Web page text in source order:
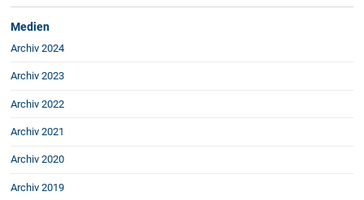
Familie
Wichtige Vertragsklauseln bei Kauf-
Check dein Recht/Erbrecht
Medien
Archiv 2024
Archiv 2023
Archiv 2022
Archiv 2021
Archiv 2020
Archiv 2019